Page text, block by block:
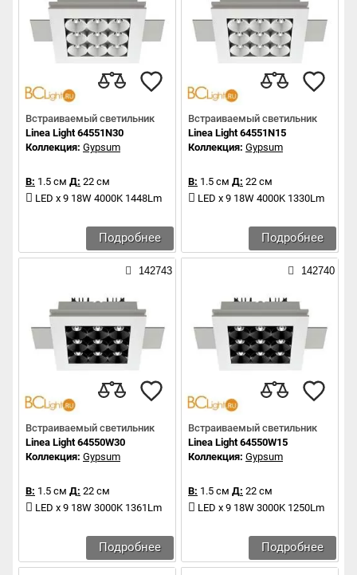
Встраиваемый светильник
Linea Light 64551N30
Коллекция: Gypsum
В: 1.5 см Д: 22 см
LED x 9 18W 4000K 1448Lm
Подробнее
Встраиваемый светильник
Linea Light 64551N15
Коллекция: Gypsum
В: 1.5 см Д: 22 см
LED x 9 18W 4000K 1330Lm
Подробнее
142743
Встраиваемый светильник
Linea Light 64550W30
Коллекция: Gypsum
В: 1.5 см Д: 22 см
LED x 9 18W 3000K 1361Lm
Подробнее
142740
Встраиваемый светильник
Linea Light 64550W15
Коллекция: Gypsum
В: 1.5 см Д: 22 см
LED x 9 18W 3000K 1250Lm
Подробнее